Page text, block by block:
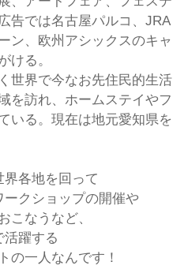
広告では名古屋パルコ、JRA
ン、欧州 アシックスのキャ
ける。
世界で今なお先住民的生活
を訪れ、ホームステイやフ
いる。現在は地元愛知県を
各地を回って
クショップの開催や
こなうなど、
活躍する
の一人なんです！